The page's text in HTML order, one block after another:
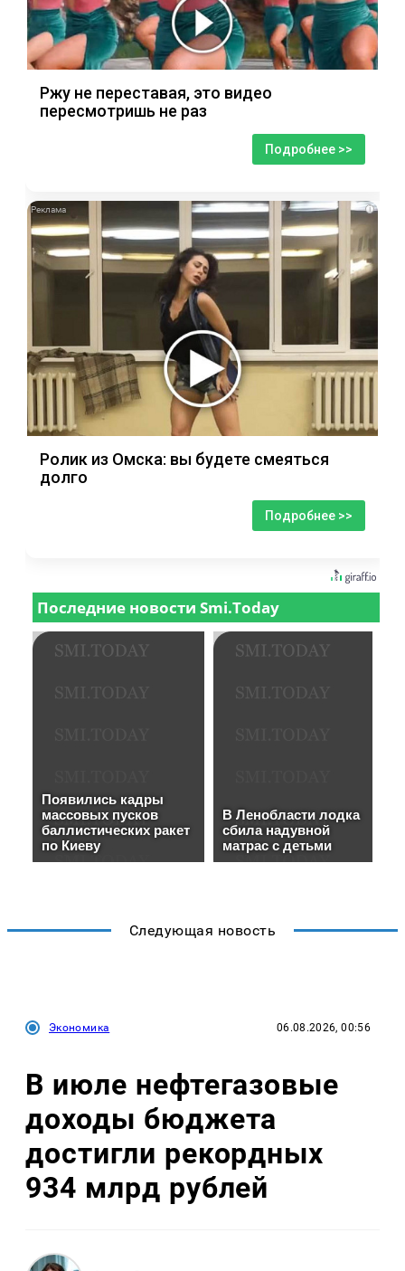
Ржу не переставая, это видео
пересмотришь не раз
Подробнее >>
i
Ролик из Омска: вы будете смеяться
долго
Подробнее >>
Следующая новость
Экономика 06.08.2026, 00:56
В июле нефтегазовые
доходы бюджета
достигли рекордных
934 млрд рублей